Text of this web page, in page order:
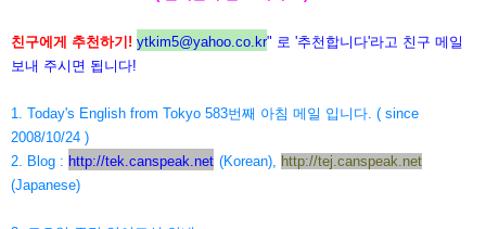
친구에게 추천하기! ytkim5@yahoo.co.kr" 로 '추천합니다'라고 친구 메일
보내 주시면 됩니다!
1. Today's English from Tokyo 583번째 아침 메일 입니다. ( since
2008/10/24 )
2. Blog : http://tek.canspeak.net (Korean), http://tej.canspeak.net
(Japanese)